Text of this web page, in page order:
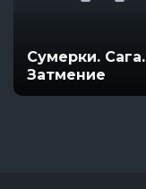
Сумерки. Сага.
Затмение